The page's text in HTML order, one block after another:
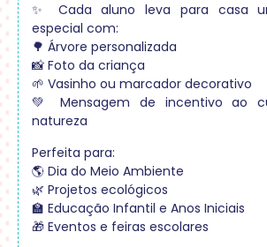
✨ Cada aluno leva para casa
especial com:
🌳 Árvore personalizada
📸 Foto da criança
🌱 Vasinho ou marcador decorativo
💚 Mensagem de incentivo ao
natureza
Perfeita para:
🌎 Dia do Meio Ambiente
🌿 Projetos ecológicos
🏫 Educação Infantil e Anos Iniciais
🎁 Eventos e feiras escolares